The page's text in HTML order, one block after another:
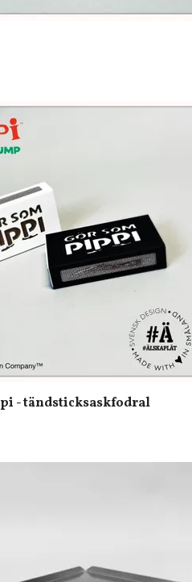
- tändsticksaskfodral